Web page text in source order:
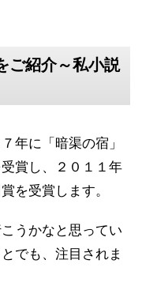
ご紹介～私小説
年に「暗渠の宿」
賞し、２０１１年
を受賞します。
うかなと思ってい
でも、注目されま